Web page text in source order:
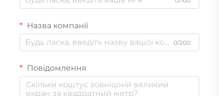
Назва компанії
0/200
Повідомлення